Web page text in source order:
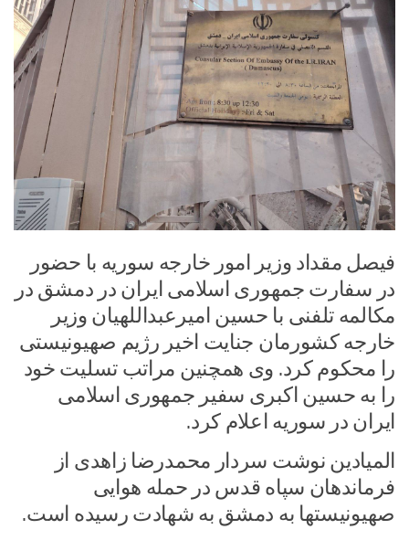
فیصل مقداد وزیر امور خارجه سوریه با حضور
در سفارت جمهوری اسلامی ایران در دمشق در
مکالمه تلفنی با حسین امیرعبداللهیان وزیر
خارجه کشورمان جنایت اخیر رژیم صهیونیستی
را محکوم کرد. وی همچنین مراتب تسلیت خود
را به حسین اکبری سفیر جمهوری اسلامی
ایران در سوریه اعلام کرد.
المیادین نوشت سردار محمدرضا زاهدی از
فرماندهان سپاه قدس در حمله هوایی
صهیونیستها به دمشق به شهادت رسیده است.